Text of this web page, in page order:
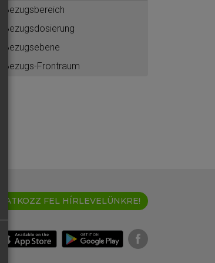
Bezugsbereich
Bezugsdosierung
Bezugsebene
Bezugs-Frontraum
IRATKOZZ FEL HÍRLEVELÜNKRE!